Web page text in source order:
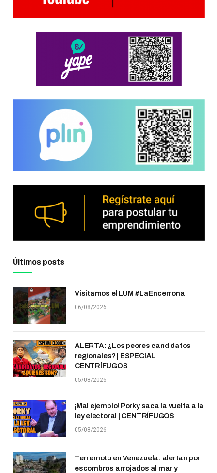
Últimos posts
Visitamos el LUM #LaEncerrona
06/08/2026
ALERTA: ¿Los peores candidatos
regionales? | ESPECIAL
CENTRÍFUGOS
05/08/2026
¡Mal ejemplo! Porky saca la vuelta a la
ley electoral | CENTRÍFUGOS
05/08/2026
Terremoto en Venezuela: alertan por
escombros arrojados al mar y